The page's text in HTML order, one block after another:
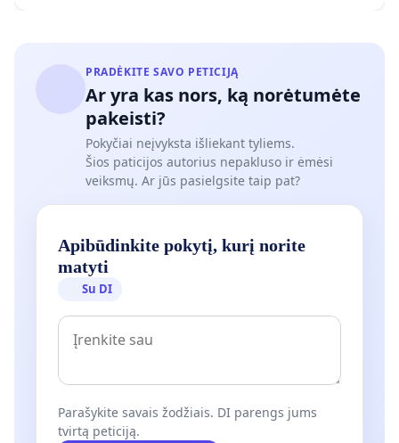
PRADĖKITE SAVO PETICIJĄ
Ar yra kas nors, ką norėtumėte
pakeisti?
Pokyčiai neįvyksta išliekant tyliems.
Šios paticijos autorius nepakluso ir ėmėsi
veiksmų. Ar jūs pasielgsite taip pat?
Apibūdinkite pokytį, kurį norite
matyti
Su DI
Parašykite savais žodžiais. DI parengs jums
tvirtą peticiją.